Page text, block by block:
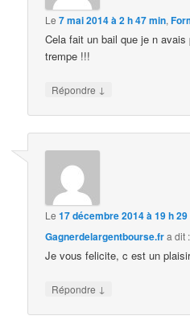
Le7 mai 2014 à 2 h 47 min,
Cela fait un bail que je n
trempe !!!
Répondre ↓
Le17 décembre 2014 à 19 h
Gagnerdelargentbourse.fra dit :
Je vous felicite, c est un
Répondre ↓